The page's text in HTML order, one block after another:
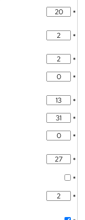
*
*
*
*
*
*
*
*
*
*